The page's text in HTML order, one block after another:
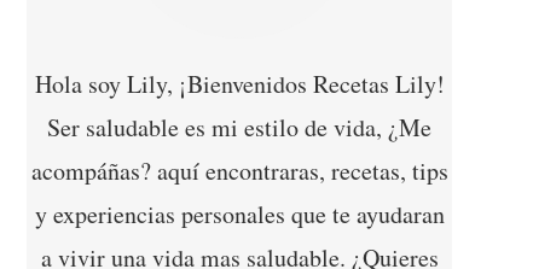
Hola soy Lily, ¡Bienvenidos Recetas Lily!
Ser saludable es mi estilo de vida, ¿Me
acompáñas? aquí encontraras, recetas, tips
y experiencias personales que te ayudaran
a vivir una vida mas saludable. ¿Quieres